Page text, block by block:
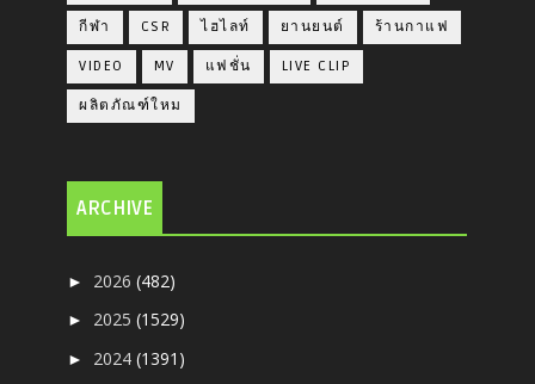
กีฬา CSR ไฮไลท์ ยานยนต์ ร้านกาแฟ
VIDEO MV แฟชั่น LIVE CLIP
ผลิตภัณฑ์ใหม
ARCHIVE
► 2026(482)
► 2025(1529)
► 2024(1391)